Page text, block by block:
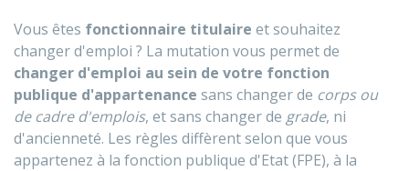
Vous êtes fonctionnaire titulaire et souhaitez
changer d'emploi ? La mutation vous permet de
changer d'emploi au sein de votre fonction
publique d'appartenance sans changer de corps ou
de cadre d'emplois, et sans changer de grade, ni
d'ancienneté. Les règles diffèrent selon que vous
appartenez à la fonction publique d'Etat (FPE), à la